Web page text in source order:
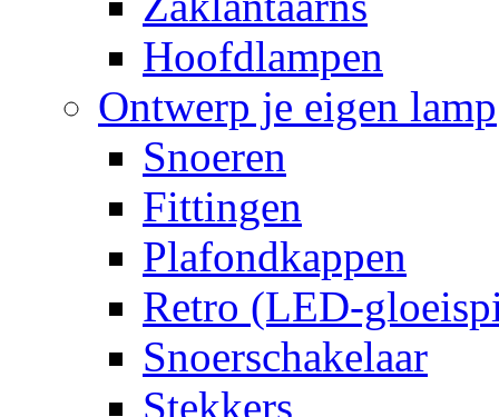
Hoofdlampen
Ontwerp je eigen lamp
Snoeren
Fittingen
Plafondkappen
Retro (LED-
Snoerschakelaar
Stekkers